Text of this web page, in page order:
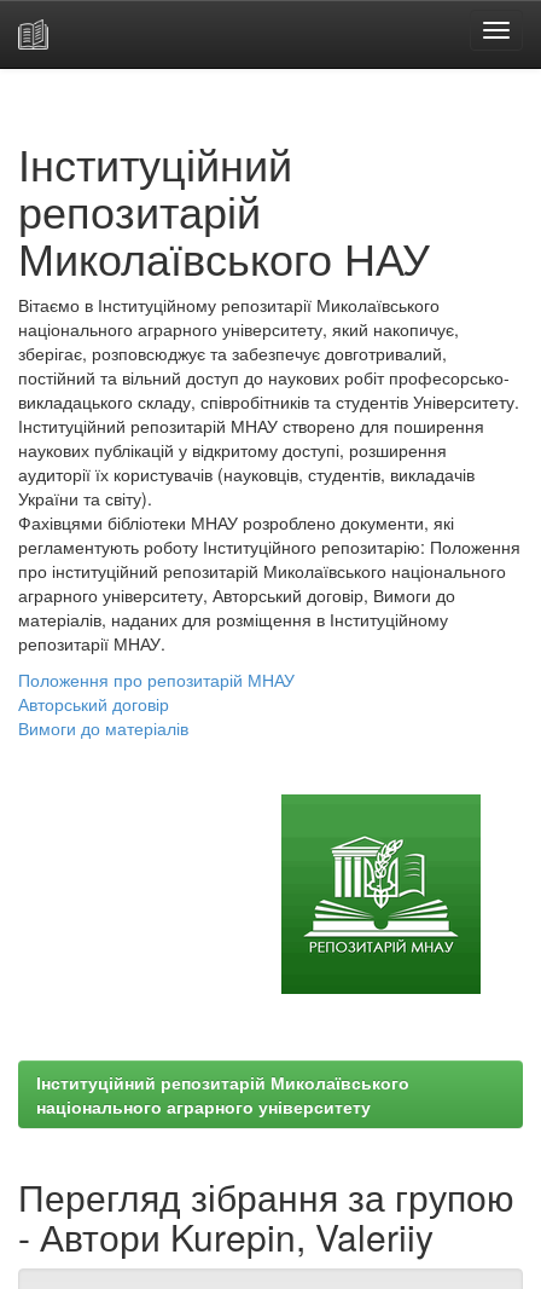
Інституційний
репозитарій
Миколаївського НАУ
Вітаємо в Інституційному репозитарії Миколаївського
національного аграрного університету, який накопичує,
зберігає, розповсюджує та забезпечує довготривалий,
постійний та вільний доступ до наукових робіт професорсько-
викладацького складу, співробітників та студентів Університету.
Інституційний репозитарій МНАУ створено для поширення
наукових публікацій у відкритому доступі, розширення
аудиторії їх користувачів (науковців, студентів, викладачів
України та світу).
Фахівцями бібліотеки МНАУ розроблено документи, які
регламентують роботу Інституційного репозитарію: Положення
про інституційний репозитарій Миколаївського національного
аграрного університету, Авторський договір, Вимоги до
матеріалів, наданих для розміщення в Інституційному
репозитарії МНАУ.
Положення про репозитарій МНАУ
Авторський договір
Вимоги до матеріалів
Інституційний репозитарій Миколаївського
національного аграрного університету
Перегляд зібрання за групою
- Автори Kurepin, Valeriiy